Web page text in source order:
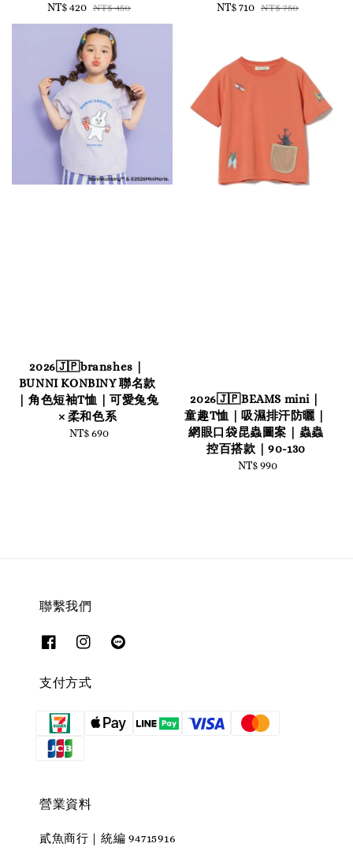
Sale
price
NT$ 420 Regular
price
NT$ 450
Sale
NT$ 710 Regular
NT$ 750
2026🇯🇵branshes｜
BUNNI KONBINY 聯名款
｜角色短袖T恤｜可愛兔兔
× 柔和色系
Regular
NT$ 690
2026🇯🇵BEAMS mini｜
童趣T恤｜吸濕排汗防曬｜
網眼口袋昆蟲圖案｜蟲蟲
控百搭款｜90-130
Regular
NT$ 990
聯繫我們
支付方式
營業資料
貳魚商行｜統編 94715916